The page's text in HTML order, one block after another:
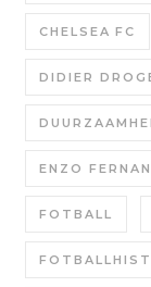
CHELSEA FC
DIDIER
ENZO
FOTBALL